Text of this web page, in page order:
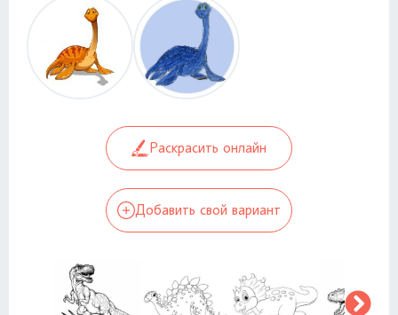
Раскрасить онлайн
Добавить свой вариант